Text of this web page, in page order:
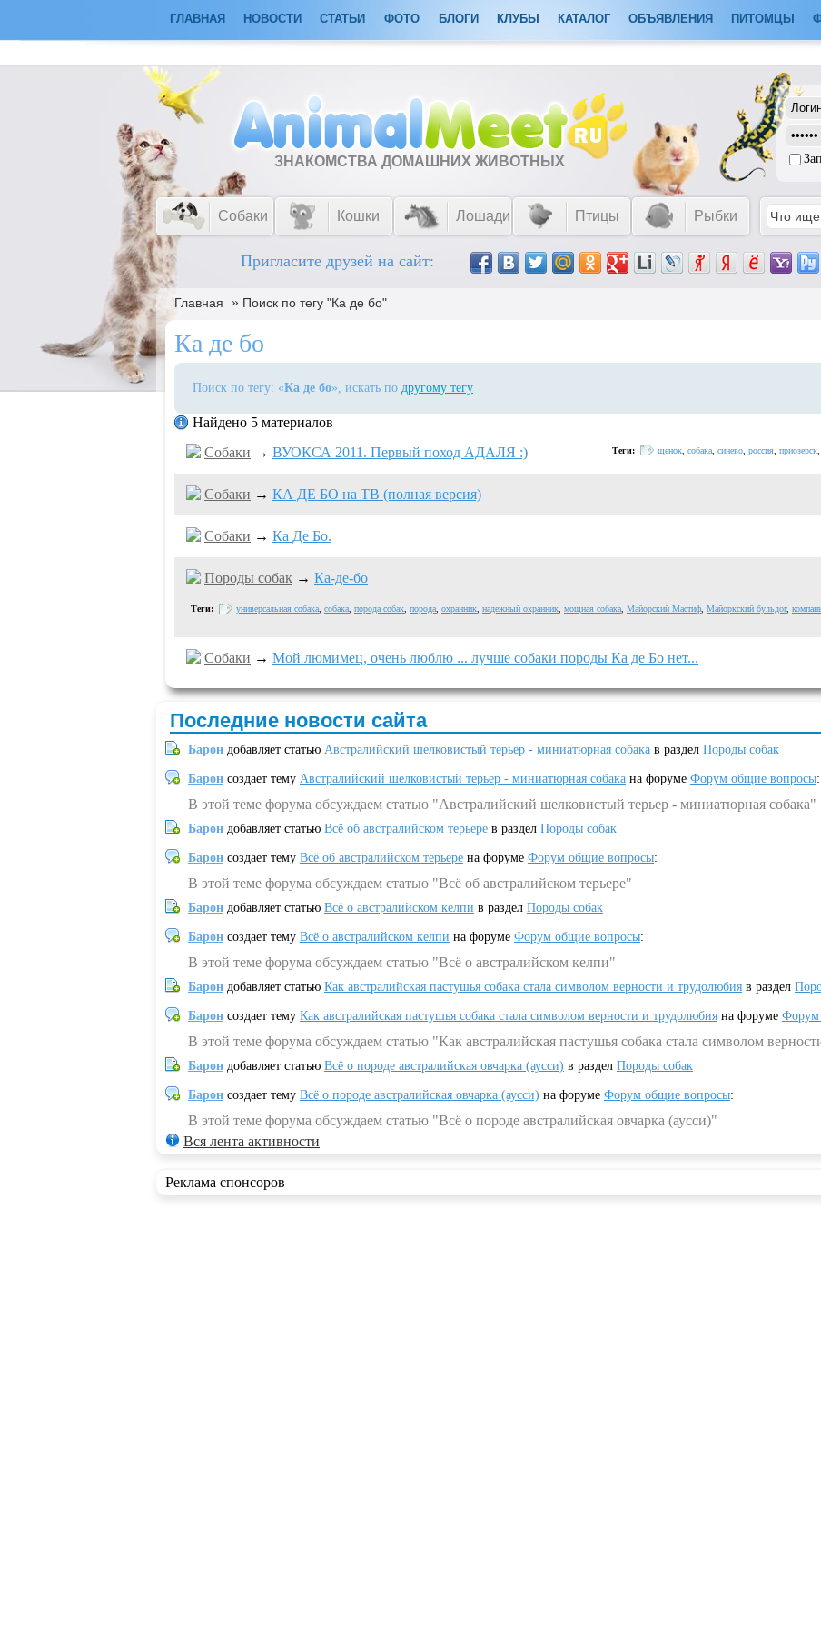
ГЛАВНАЯ НОВОСТИ СТАТЬИ ФОТО БЛОГИ КЛУБЫ КАТАЛОГ ОБЪЯВЛЕНИЯ ПИТОМЦЫ
ЗНАКОМСТВА ДОМАШНИХ ЖИВОТНЫХ
Собаки Кошки Лошади Птицы Рыбки
Пригласите друзей на сайт:
Главная » Поиск по тегу "Ка де бо"
Ка де бо
Поиск по тегу: «Ка де бо», искать по другому тегу
Найдено 5 материалов
Собаки → ВУОКСА 2011. Первый поход АДАЛЯ :) Теги: щенок собака синево россия приозерск
Собаки → КА ДЕ БО на ТВ (полная версия)
Собаки → Ка Де Бо.
Породы собак → Ка-де-бо
Теги: универсальная собака собака порода собак порода охранник надежный охранник мощная собака Майорский Мастиф Майоркский бульдог,
Собаки → Мой люмимец, очень люблю ... лучше собаки породы Ка де Бо нет...
Последние новости сайта
Барон добавляет статью Австралийский шелковистый терьер - миниатюрная собака в раздел Породы собак
Барон создает тему Австралийский шелковистый терьер - миниатюрная собака на форуме Форум общие вопросы:
В этой теме форума обсуждаем статью "Австралийский шелковистый терьер - миниатюрная собака"
Барон добавляет статью Всё об австралийском терьере в раздел Породы собак
Барон создает тему Всё об австралийском терьере на форуме Форум общие вопросы:
В этой теме форума обсуждаем статью "Всё об австралийском терьере"
Барон добавляет статью Всё о австралийском келпи в раздел Породы собак
Барон создает тему Всё о австралийском келпи на форуме Форум общие вопросы:
В этой теме форума обсуждаем статью "Всё о австралийском келпи"
Барон добавляет статью Как австралийская пастушья собака стала символом верности и трудолюбия в раздел
Барон создает тему Как австралийская пастушья собака стала символом верности и трудолюбия на форуме Форум
В этой теме форума обсуждаем статью "Как австралийская пастушья собака стала символом
Барон добавляет статью Всё о породе австралийская овчарка (аусси) в раздел Породы собак
Барон создает тему Всё о породе австралийская овчарка (аусси) на форуме Форум общие вопросы:
В этой теме форума обсуждаем статью "Всё о породе австралийская овчарка (аусси)"
Вся лента активности
Реклама спонсоров